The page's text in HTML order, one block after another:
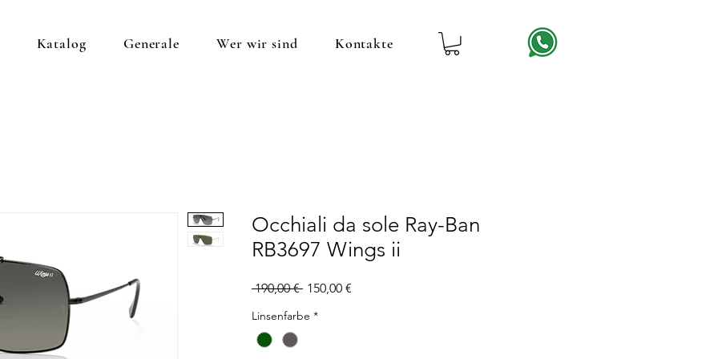
Katalog Generale Wer wir sind Kontakte
Occhiali da sole Ray-Ban
RB3697 Wings ii
190,00 € Standardpreis
150,00 €
Linsenfarbe *